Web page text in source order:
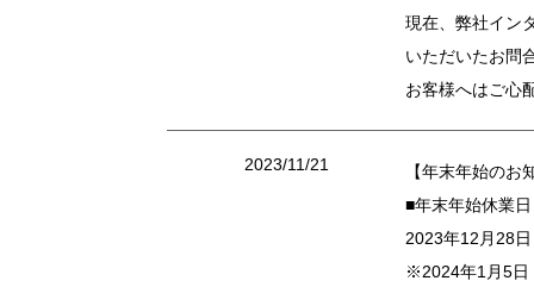
現在、弊社イン
いただいたお問
お客様へはご心
2023/11/21
【年末年始のお
■年末年始休業日
2023年12月28
※2024年1月5日